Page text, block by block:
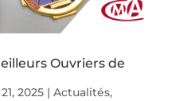
Ouvriers de
2025| Actualités,